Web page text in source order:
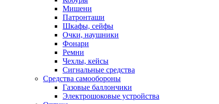
Мишени
Патронташи
Шкафы, сейфы
Очки, наушники
Фонари
Ремни
Чехлы, кейсы
Сигнальные средства
Средства самообороны
Газовые баллончики
Электрошоковые устройства